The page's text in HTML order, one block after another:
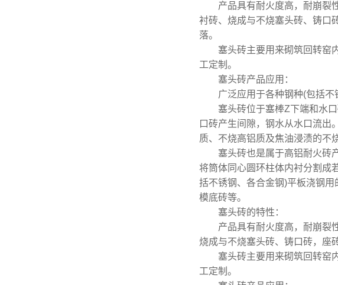
产品具有耐火度高，耐崩裂性
衬砖、烧成与不烧塞头砖、铸口
落。
塞头砖主要用来砌筑回转窑内
工定制。
塞头砖产品应用：
广泛应用于各种钢种(包括不
塞头砖位于塞棒Z下端和水口
口砖产生间隙，钢水从水口流出
质、不烧高铝质及焦油浸渍的不
塞头砖也是属于高铝耐火砖产
将筒体同心圆环柱体内衬分割成
括不锈钢、各合金钢)平板浇钢
模底砖等。
塞头砖的特性：
产品具有耐火度高，耐崩裂性
烧成与不烧塞头砖、铸口砖，座
塞头砖主要用来砌筑回转窑内
工定制。